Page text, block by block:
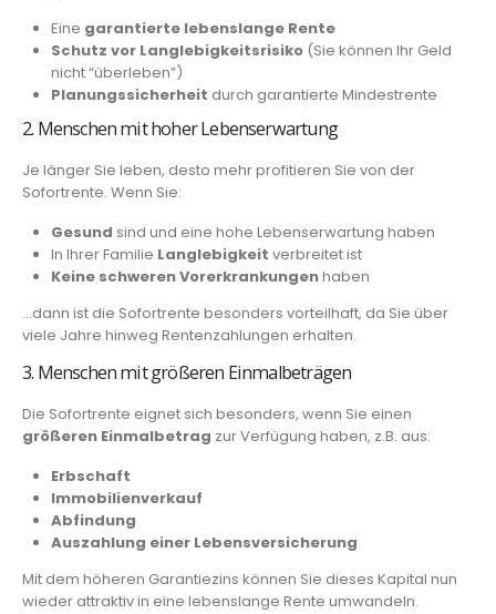
Eine garantierte lebenslange Rente
Schutz vor Langlebigkeitsrisiko (Sie können Ihr Geld
nicht “überleben”)
Planungssicherheit durch garantierte Mindestrente
2. Menschen mit hoher Lebenserwartung
Je länger Sie leben, desto mehr profitieren Sie von der
Sofortrente. Wenn Sie:
Gesund sind und eine hohe Lebenserwartung haben
In Ihrer Familie Langlebigkeit verbreitet ist
Keine schweren Vorerkrankungenhaben
…dann ist die Sofortrente besonders vorteilhaft, da Sie über
viele Jahre hinweg Rentenzahlungen erhalten.
3. Menschen mit größeren Einmalbeträgen
Die Sofortrente eignet sich besonders, wenn Sie einen
größeren Einmalbetrag zur Verfügung haben, z.B. aus:
Erbschaft
Immobilienverkauf
Abfindung
Auszahlung einer Lebensversicherung
Mit dem höheren Garantiezins können Sie dieses Kapital nun
wieder attraktiv in eine lebenslange Rente umwandeln.